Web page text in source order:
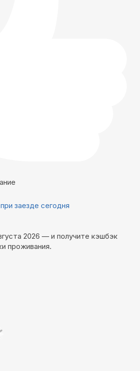
заезде сегодня
2026 — и получите кэшбэк
проживания.